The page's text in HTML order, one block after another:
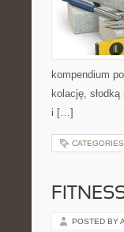
kompendium
kolację,
i […]
POSTED BY